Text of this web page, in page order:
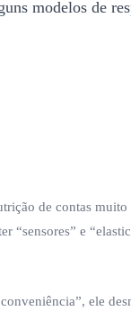
modelos de
de contas
“sensores” e
ele